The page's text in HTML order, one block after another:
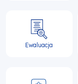
Ewaluacja